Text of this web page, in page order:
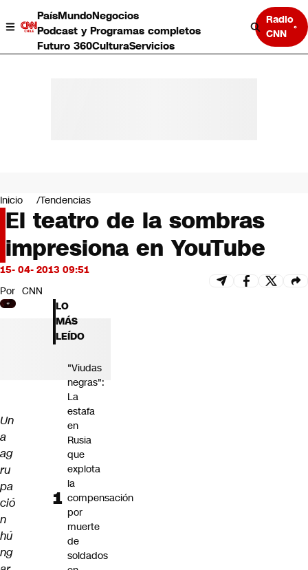
PaísMundoNegocios
Podcast y Programas completos
Futuro 360CulturaServicios
Radio
CNN
Negocios
Deportes
Programas completos
Cultura
Servicios
Bits
CNN Data
CNN tiempo
Futuro 360
Inicio Tendencias
El teatro de la sombras
impresiona en YouTube
15- 04- 2013 09:51
Por CNN
Un
a
ag
ru
pa
ció
n
hú
ng
LO
MÁS
LEÍDO
"Viudas
negras":
La
estafa
en
Rusia
que
explota
la
compensación
por
muerte
de
soldados